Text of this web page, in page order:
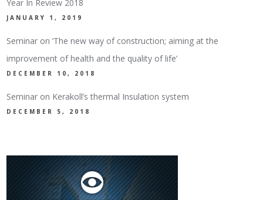
Year In Review 2018
JANUARY 1, 2019
Seminar on ‘The new way of construction; aiming at the
improvement of health and the quality of life’
DECEMBER 10, 2018
Seminar on Kerakoll’s thermal Insulation system
DECEMBER 5, 2018